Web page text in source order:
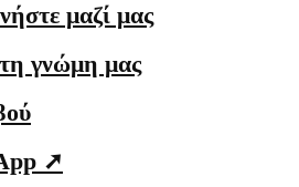
μαζί μας
γνώμη μας
➚